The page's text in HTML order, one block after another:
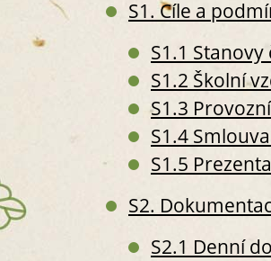
S1. Cíle a
S1.1
S1.2 Školní
S1.3
S1.4
S1.5
S2.
S2.1 Denní